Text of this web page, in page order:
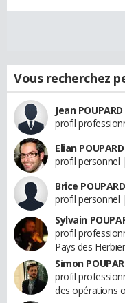
Vous recherchez
Jean POUPARD
profil
Elian POUPARD
profil personnel
Brice POUPARD
profil personnel
Sylvain
profil
Pays des
Simon
profil
des opérations